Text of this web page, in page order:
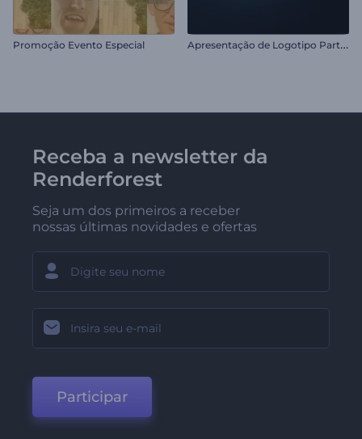
Promoção Evento Especial A
presentação de Logotipo Partículas em Colisão
Receba a newsletter da
Renderforest
Seja um dos primeiros a receber
nossas últimas novidades e ofertas
Participar